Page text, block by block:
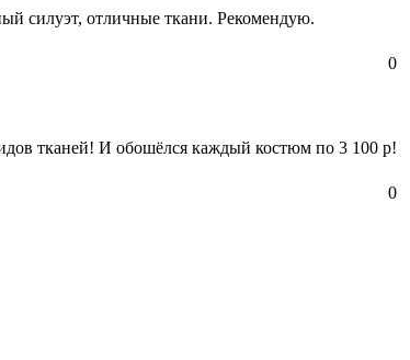
силуэт, отличные ткани. Рекомендую.
0
тканей! И обошёлся каждый костюм по 3 100 р!
0